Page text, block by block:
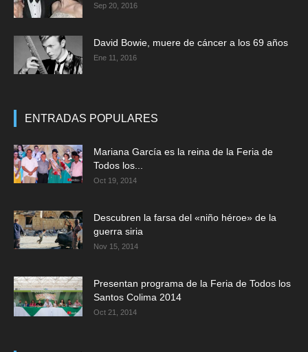
Sep 20, 2016
David Bowie, muere de cáncer a los 69 años
Ene 11, 2016
ENTRADAS POPULARES
Mariana García es la reina de la Feria de
Todos los...
Oct 19, 2014
Descubren la farsa del «niño héroe» de la
guerra siria
Nov 15, 2014
Presentan programa de la Feria de Todos los
Santos Colima 2014
Oct 21, 2014